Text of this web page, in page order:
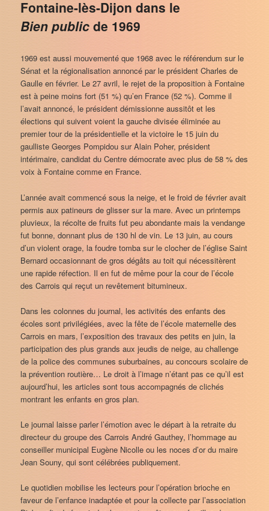
Fontaine-lès-Dijon dans le
Bien public de 1969
1969 est aussi mouvementé que 1968 avec le référendum sur le
Sénat et la régionalisation annoncé par le président Charles de
Gaulle en février. Le 27 avril, le rejet de la proposition à Fontaine
est à peine moins fort (51 %) qu’en France (52 %). Comme il
l’avait annoncé, le président démissionne aussitôt et les
élections qui suivent voient la gauche divisée éliminée au
premier tour de la présidentielle et la victoire le 15 juin du
gaulliste Georges Pompidou sur Alain Poher, président
intérimaire, candidat du Centre démocrate avec plus de 58 % des
voix à Fontaine comme en France.
L’année avait commencé sous la neige, et le froid de février avait
permis aux patineurs de glisser sur la mare. Avec un printemps
pluvieux, la récolte de fruits fut peu abondante mais la vendange
fut bonne, donnant plus de 130 hl de vin. Le 13 juin, au cours
d’un violent orage, la foudre tomba sur le clocher de l’église Saint
Bernard occasionnant de gros dégâts au toit qui nécessitèrent
une rapide réfection. Il en fut de même pour la cour de l’école
des Carrois qui reçut un revêtement bitumineux.
Dans les colonnes du journal, les activités des enfants des
écoles sont privilégiées, avec la fête de l’école maternelle des
Carrois en mars, l’exposition des travaux des petits en juin, la
participation des plus grands aux jeudis de neige, au challenge
de la police des communes suburbaines, au concours scolaire de
la prévention routière… Le droit à l’image n’étant pas ce qu’il est
aujourd’hui, les articles sont tous accompagnés de clichés
montrant les enfants en gros plan.
Le journal laisse parler l’émotion avec le départ à la retraite du
directeur du groupe des Carrois André Gauthey, l’hommage au
conseiller municipal Eugène Nicolle ou les noces d’or du maire
Jean Souny, qui sont célébrées publiquement.
Le quotidien mobilise les lecteurs pour l’opération brioche en
faveur de l’enfance inadaptée et pour la collecte par l’association